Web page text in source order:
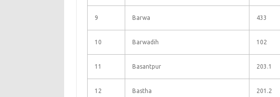
9 Barwa 433
10 Barwadih 102
11 Basantpur 203.1
12 Bastha 201.2